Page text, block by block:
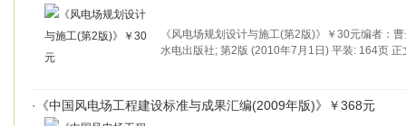
《风电场规划设计与施工(第2版)》￥30元编者：
水电出版社; 第2版 (2010年7月1日) 平装: 164页 正
· 《中国风电场工程建设标准与成果汇编(2009年版)》￥368元